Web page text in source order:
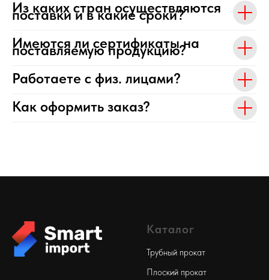
Из каких стран осуществляются
поставки и в какие сроки?
Имеются ли сертификаты на
поставляемую продукцию?
Работаете с физ. лицами?
Как оформить заказ?
Каталог
Трубный прокат
Плоский прокат